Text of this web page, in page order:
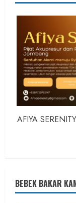
AFIYA
BEBEK BAKAR